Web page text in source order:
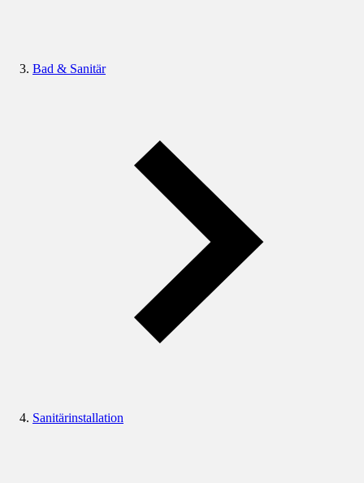
Bad & Sanitär
Sanitärinstallation